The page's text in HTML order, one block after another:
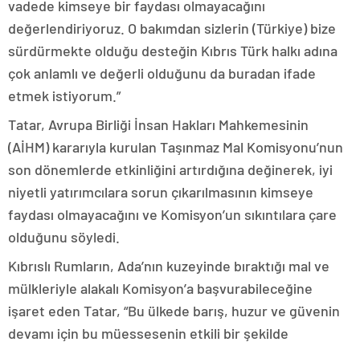
vadede kimseye bir faydası olmayacağını
değerlendiriyoruz. O bakımdan sizlerin (Türkiye) bize
sürdürmekte olduğu desteğin Kıbrıs Türk halkı adına
çok anlamlı ve değerli olduğunu da buradan ifade
etmek istiyorum.”
Tatar, Avrupa Birliği İnsan Hakları Mahkemesinin
(AİHM) kararıyla kurulan Taşınmaz Mal Komisyonu’nun
son dönemlerde etkinliğini artırdığına değinerek, iyi
niyetli yatırımcılara sorun çıkarılmasının kimseye
faydası olmayacağını ve Komisyon’un sıkıntılara çare
olduğunu söyledi.
Kıbrıslı Rumların, Ada’nın kuzeyinde bıraktığı mal ve
mülkleriyle alakalı Komisyon’a başvurabileceğine
işaret eden Tatar, “Bu ülkede barış, huzur ve güvenin
devamı için bu müessesenin etkili bir şekilde